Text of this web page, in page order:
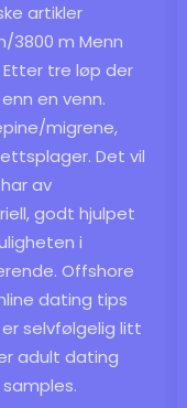
artikler
3800 m Menn
tre løp der
en venn.
migrene,
Det vil
av
godt hjulpet
i
Offshore
dating tips
selvfølgelig litt
adult dating